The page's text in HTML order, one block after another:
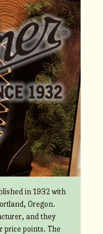
in 1932 with
Oregon.
and they
price points. The